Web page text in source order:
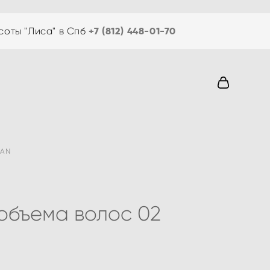
"Лиса" в Спб+7 (812) 448-01-70
волос 02